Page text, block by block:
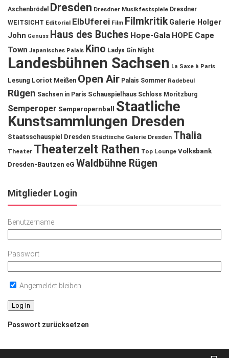
Aschenbrödel
Dresden Dresdner Musikfestspiele Dresdner
WEITSICHT Editorial ElbUferei Film Filmkritik Galerie Holger
John Genuss Haus des Buches Hope-Gala HOPE Cape
Town Japanisches Palais Kino Ladys Gin Night
Landesbühnen Sachsen La Saxe à Paris
Lesung Loriot Meißen Open Air Palais Sommer Radebeul
Rügen Sachsen in Paris Schauspielhaus Schloss Moritzburg
Semperoper Semperopernball
Staatliche
Kunstsammlungen Dresden
Staatsschauspiel Dresden Städtische Galerie Dresden Thalia
Theater Theaterzelt Rathen Top Lounge Volksbank
Dresden-Bautzen eG Waldbühne Rügen
Mitglieder Login
Benutzername
Passwort
Angemeldet bleiben
Passwort zurücksetzen